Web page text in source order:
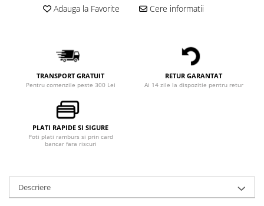
Adauga la Favorite Cere informatii
TRANSPORT GRATUIT
Pentru comenzile peste 300 Lei
RETUR GARANTAT
Ai 14 zile la dispozitie pentru retur
PLATI RAPIDE SI SIGURE
Poti plati ramburs si prin card
bancar fara riscuri
Descriere